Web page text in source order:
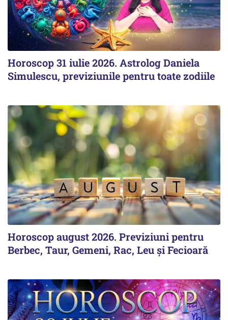
Horoscop 31 iulie 2026. Astrolog Daniela
Simulescu, previziunile pentru toate zodiile
Horoscop august 2026. Previziuni pentru
Berbec, Taur, Gemeni, Rac, Leu și Fecioară